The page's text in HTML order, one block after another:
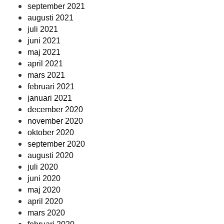
september 2021
augusti 2021
juli 2021
juni 2021
maj 2021
april 2021
mars 2021
februari 2021
januari 2021
december 2020
november 2020
oktober 2020
september 2020
augusti 2020
juli 2020
juni 2020
maj 2020
april 2020
mars 2020